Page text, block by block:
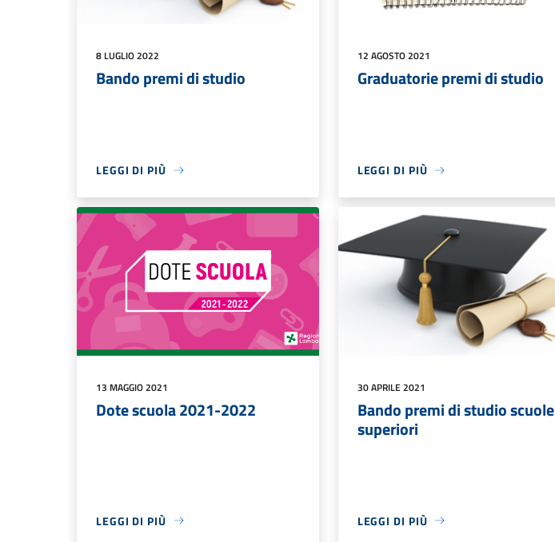
8 LUGLIO 2022
Bando premi di studio
LEGGI DI PIÙ
12 AGOSTO 2021
Graduatorie premi di studio
LEGGI DI PIÙ
13 MAGGIO 2021
Dote scuola 2021-2022
LEGGI DI PIÙ
30 APRILE 2021
Bando premi di studio scuole
superiori
LEGGI DI PIÙ